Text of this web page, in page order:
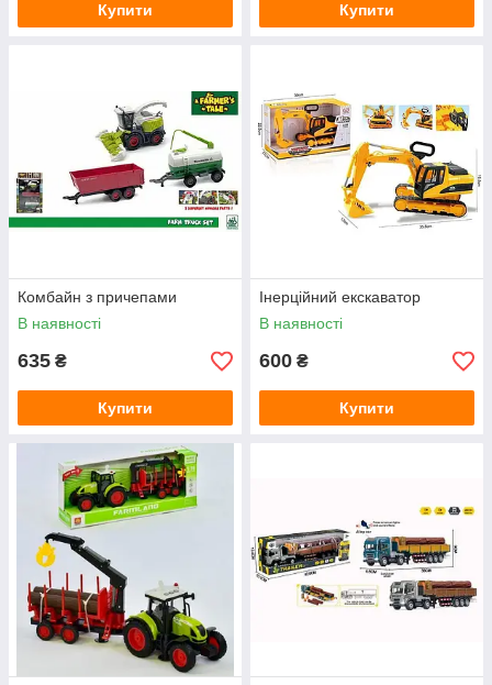
Купити Купити
Комбайн з причепами
В наявності
635 ₴
Купити
Інерційний екскаватор
В наявності
600 ₴
Купити